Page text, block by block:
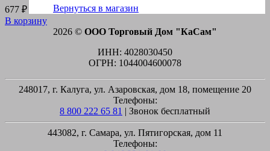
Вернуться в магазин
677 ₽
В корзину
2026 © ООО Торговый Дом "КаСам"
ИНН: 4028030450
ОГРН: 1044004600078
248017, г. Калуга, ул. Азаровская, дом 18, помещение 20
Телефоны:
8 800 222 65 81 | Звонок бесплатный
443082, г. Самара, ул. Пятигорская, дом 11
Телефоны: